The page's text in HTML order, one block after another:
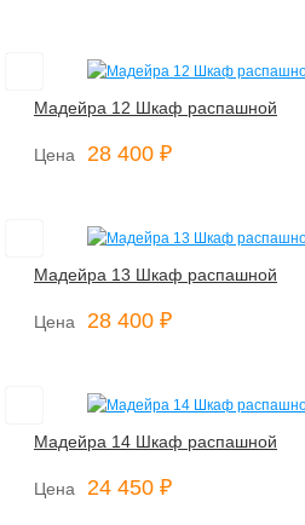
Мадейра 12 Шкаф распашной
Цена 28 400 ₽
Мадейра 13 Шкаф распашной
Цена 28 400 ₽
Мадейра 14 Шкаф распашной
Цена 24 450 ₽